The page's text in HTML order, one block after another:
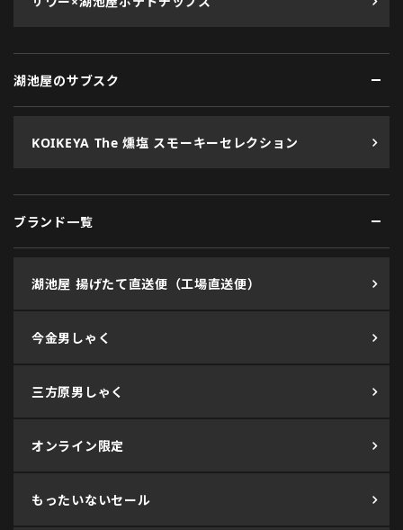
湖池屋のサブスク
KOIKEYA The 燻塩 スモーキーセレクション
ブランド一覧
湖池屋 揚げたて直送便（工場直送便）
今金男しゃく
三方原男しゃく
オンライン限定
もったいないセール